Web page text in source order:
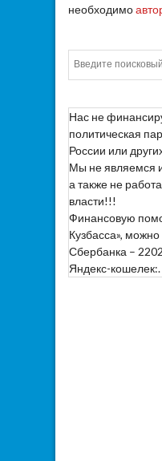
необходимо
Нас не
политическая
России или
Мы не являемся
а также не
власти!!!
Финансовую
Кузбасса», можно
Сбербанка –
Яндекс-кошелек:.